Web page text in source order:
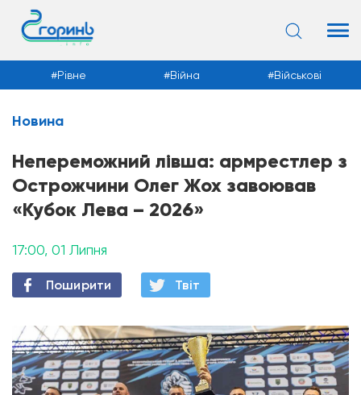
Новини
Рівне Війна Військові
Новина
Непереможний лівша: армрестлер з
Острожчини Олег Жох завоював
«Кубок Лева – 2026»
17:00, 01 Липня
Поширити Твiт